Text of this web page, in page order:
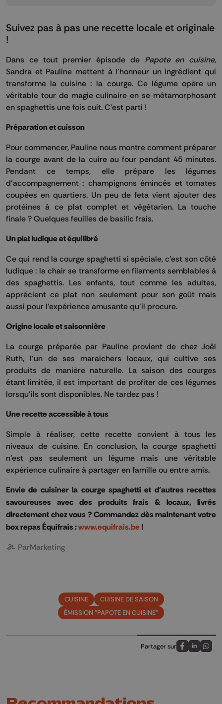
Suivez pas à pas une recette locale et originale
!
Dans ce tout premier épisode de Papote en cuisine,
Sandra et Pauline mettent à l’honneur un ingrédient qui
transforme la cuisine : la courge. Ce légume opère un
véritable tour de magie culinaire en se métamorphosant
en spaghettis une fois cuit. C'est parti !
Préparation et cuisson
Pour commencer, Pauline nous montre comment préparer
la courge avant de la cuire au four pendant 45 minutes.
Pendant ce temps, elle prépare les légumes
d’accompagnement : champignons émincés et tomates
coupées en quartiers. Un peu de feta vient ajouter des
protéines à ce plat complet et végétarien. La touche
finale ? Quelques feuilles de basilic frais.
Un plat ludique et équilibré
Ce qui rend la courge spaghetti si spéciale, c'est son côté
ludique : la chair se transforme en filaments semblables à
des spaghettis. Les enfants, tout comme les adultes,
apprécient ce plat non seulement pour son goût mais
aussi pour l'expérience amusante qu'il procure.
Origine locale et saisonnière
La courge préparée par Pauline provient de chez Joël
Ruth, l'un de ses maraîchers locaux, qui cultive ses
produits de manière naturelle. La saison des courges
étant limitée, il est important de profiter de ces légumes
lorsqu'ils sont disponibles. Ne tardez pas !
Une recette accessible à tous
Simple à réaliser, cette recette convient à tous les
niveaux de cuisine. En conclusion, la courge spaghetti
n'est pas seulement un légume mais une véritable
expérience culinaire à partager en famille ou entre amis.
Envie de cuisiner la courge spaghetti et d'autres recettes
savoureuses avec des produits frais & locaux, livrés
directement chez vous ? Commandez dès maintenant votre
box repas Équifrais :www.equifrais.be!
ParMarketing
CUISINE
CUISINE DE SAISON
ÉMISSION "PAPOTE EN CUISINE"
Partager sur
Partagez sur
Partagez